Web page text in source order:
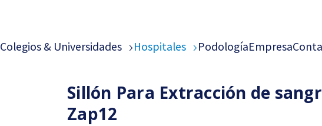
Colegios & Universidades Hospitales PodologíaEmpresa
Sillón Para Extracción de
Zap12